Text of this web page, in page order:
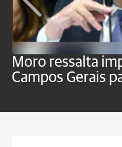
Moro ressalta
Campos Gerais